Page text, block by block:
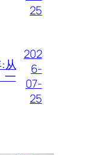
25
从
一
202
6-
07-
25